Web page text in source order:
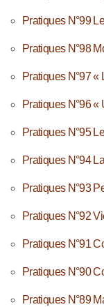
Pratiques N°99
Pratiques N°98
Pratiques N°97
Pratiques N°96
Pratiques N°95
Pratiques N°94
Pratiques N°93
Pratiques N°92
Pratiques N°91
Pratiques N°90
Pratiques N°89